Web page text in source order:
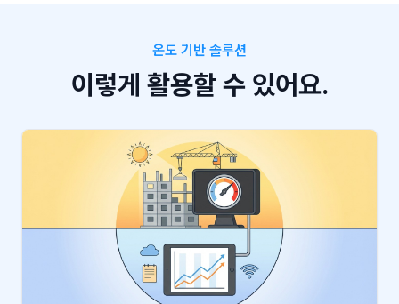
온도 기반 솔루션
이렇게 활용할 수 있어요.